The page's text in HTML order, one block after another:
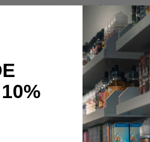
de raisin et de fraîcheur,
Saveur : Fruits rouges – Raisin –
50/50 PG/VG.
Format 100 ml sans nicotine
E-liquide Pachamak 100ml